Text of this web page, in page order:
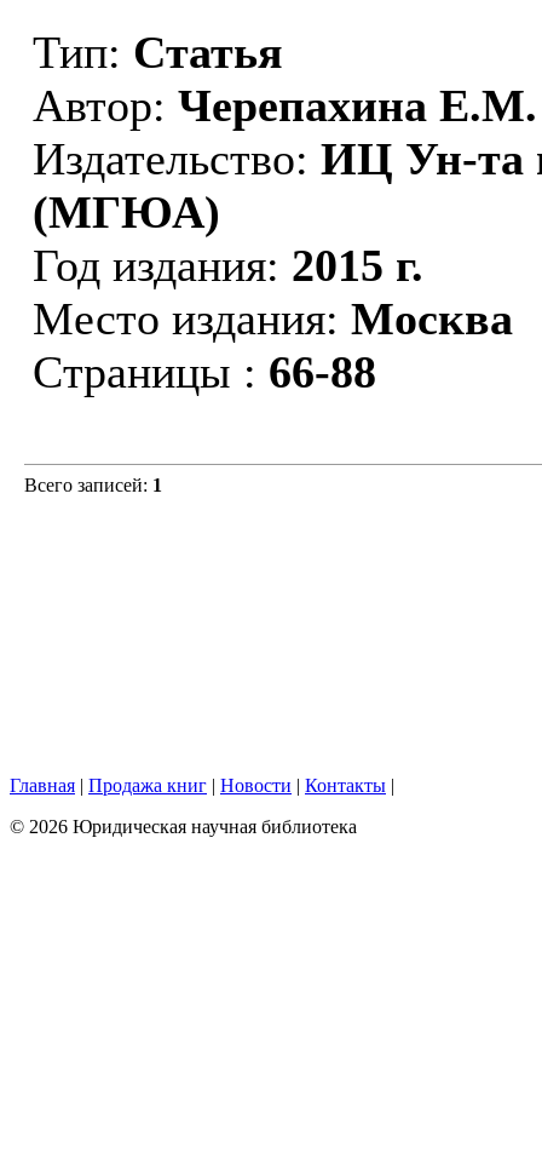
Тип: Статья
Автор: Черепахина Е.М.
Издательство: ИЦ Ун-та
(МГЮА)
Год издания: 2015 г.
Место издания: Москва
Страницы : 66-88
Всего записей: 1
Главная | Продажа книг | Новости | Контакты |
© 2026 Юридическая научная библиотека